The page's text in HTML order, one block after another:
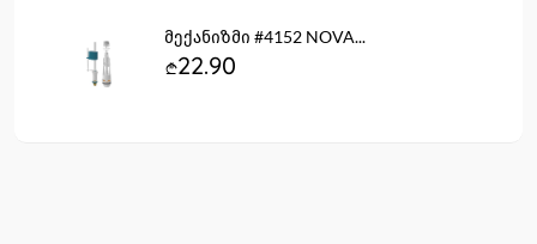
მექანიზმი #4152 NOVA...
22.90